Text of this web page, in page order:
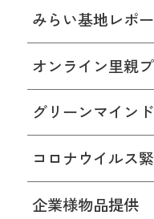
みらい基地レポ
オンライン里親
グリーンマイン
コロナウイルス
企業様物品提供